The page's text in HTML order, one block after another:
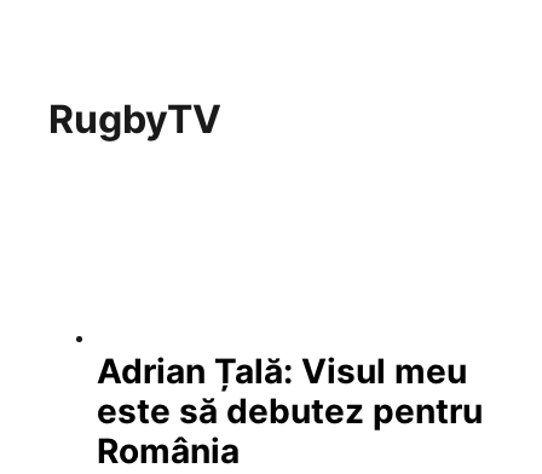
RugbyTV
Adrian Țală: Visul meu
este să debutez pentru
România